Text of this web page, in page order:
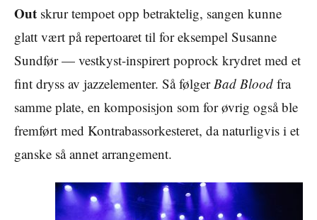
Out skrur tempoet opp betraktelig, sangen kunne
glatt vært på repertoaret til for eksempel Susanne
Sundfør — vestkyst-inspirert poprock krydret med et
fint dryss av jazzelementer. Så følger Bad Blood fra
samme plate, en komposisjon som for øvrig også ble
fremført med Kontrabassorkesteret, da naturligvis i et
ganske så annet arrangement.